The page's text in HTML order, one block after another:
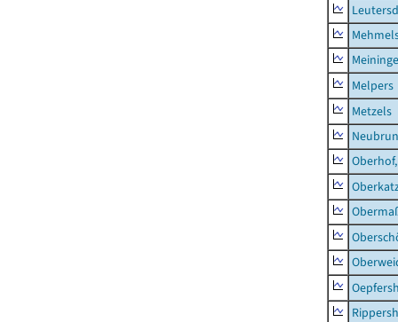
Melpers
Metzels